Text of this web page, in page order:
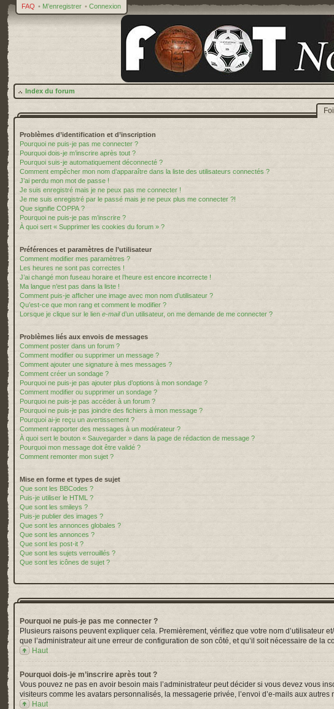
FAQ • M’enregistrer • Connexion
Index du forum
Problèmes d’identification et d’inscription
Pourquoi ne puis-je pas me connecter ?
Pourquoi dois-je m’inscrire après tout ?
Pourquoi suis-je automatiquement déconnecté ?
Comment empêcher mon nom d’apparaître dans la liste des utilisateurs connectés ?
J’ai perdu mon mot de passe !
Je suis enregistré mais je ne peux pas me connecter !
Je me suis enregistré par le passé mais je ne peux plus me connecter ?!
Que signifie COPPA ?
Pourquoi ne puis-je pas m’inscrire ?
À quoi sert « Supprimer les cookies du forum » ?
Préférences et paramètres de l’utilisateur
Comment modifier mes paramètres ?
Les heures ne sont pas correctes !
J’ai changé mon fuseau horaire et l’heure est encore incorrecte !
Ma langue n’est pas dans la liste !
Comment puis-je afficher une image avec mon nom d’utilisateur ?
Qu’est-ce que mon rang et comment le modifier ?
Lorsque je clique sur le lien e-maild’un utilisateur, on me demande de me connecter ?
Problèmes liés aux envois de messages
Comment poster dans un forum ?
Comment modifier ou supprimer un message ?
Comment ajouter une signature à mes messages ?
Comment créer un sondage ?
Pourquoi ne puis-je pas ajouter plus d’options à mon sondage ?
Comment modifier ou supprimer un sondage ?
Pourquoi ne puis-je pas accéder à un forum ?
Pourquoi ne puis-je pas joindre des fichiers à mon message ?
Pourquoi ai-je reçu un avertissement ?
Comment rapporter des messages à un modérateur ?
À quoi sert le bouton « Sauvegarder » dans la page de rédaction de message ?
Pourquoi mon message doit être validé ?
Comment remonter mon sujet ?
Mise en forme et types de sujet
Que sont les BBCodes ?
Puis-je utiliser le HTML ?
Que sont les smileys ?
Puis-je publier des images ?
Que sont les annonces globales ?
Que sont les annonces ?
Que sont les post-it ?
Que sont les sujets verrouillés ?
Que sont les icônes de sujet ?
Pourquoi ne puis-je pas me connecter ?
Plusieurs raisons peuvent expliquer cela. Premièrement, vérifiez que votre nom d’utilisateur
que l’administrateur ait une erreur de configuration de son côté, et qu’il soit nécessaire de la
Haut
Pourquoi dois-je m’inscrire après tout ?
Vous pouvez ne pas en avoir besoin mais l’administrateur peut décider si vous devez vous
visiteurs comme les avatars personnalisés, la messagerie privée, l’envoi d’e-mails aux
Haut